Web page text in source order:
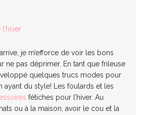
je m’efforce de voir les bons
ne pas déprimer. En tant que frileuse
quelques trucs modes pour
ayant du style! Les foulards et les
fétiches pour l’hiver. Au
ou à la maison, avoir le cou et la